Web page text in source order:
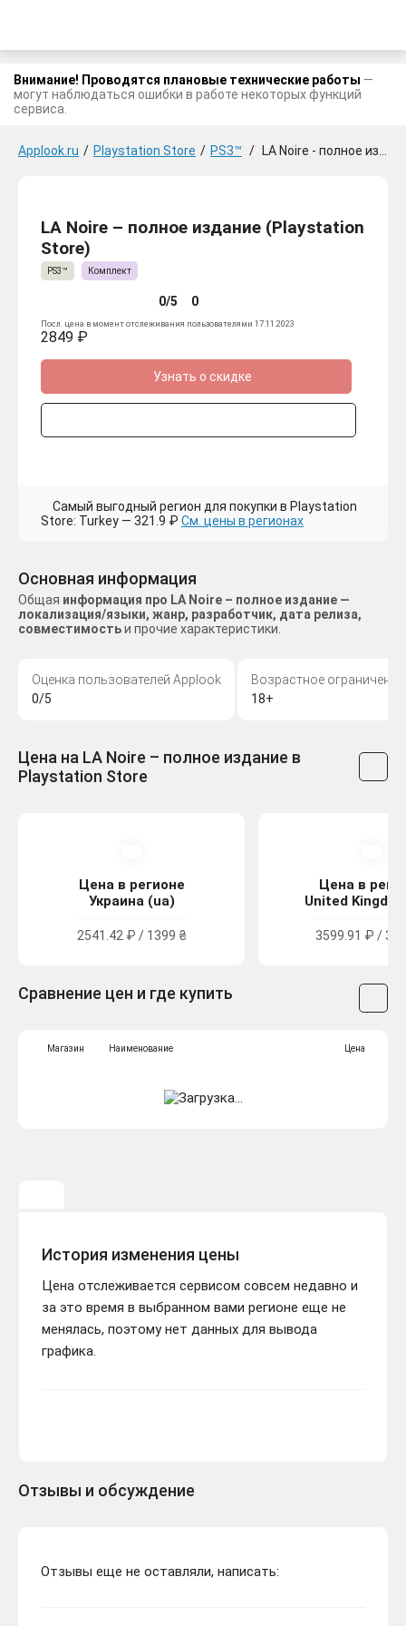
Внимание! Проводятся плановые технические работы —
могут наблюдаться ошибки в работе некоторых функций
сервиса.
Applook.ru / Playstation Store / PS3™ / LA Noire - полное издание
LA Noire – полное издание (Playstation
Store)
PS3™ Комплект
0/5 0
Посл. цена в момент отслеживания пользователями 17.11.2023
2849 ₽
Узнать о скидке
Самый выгодный регион для покупки в Playstation
Store: Turkey — 321.9 ₽ См. цены в регионах
Основная информация
Общая информация про LA Noire – полное издание —
локализация/языки, жанр, разработчик, дата релиза,
совместимостьи прочие характеристики.
Оценка пользователей Applook
0/5
Возрастное ограничение
18+
Цена на LA Noire – полное издание в
Playstation Store
Цена в регионе
Украина (ua)
2541.42 ₽ / 1399 ₴
Цена в
United
3599.91 ₽ /
Сравнение цен и где купить
Магазин Наименование Цена
История изменения цены
Цена отслеживается сервисом совсем недавно и
за это время в выбранном вами регионе еще не
менялась, поэтому нет данных для вывода
графика.
Отзывы и обсуждение
Отзывы еще не оставляли, написать: